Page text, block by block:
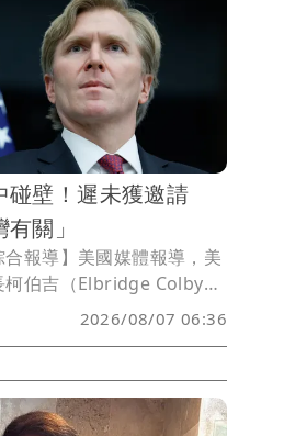
碰壁！遲未獲邀請
有關」
合報導】美國媒體報導，美
柯伯吉（Elbridge Colby）
不過卻因為北京不滿美國
軍售案，遲遲未提出邀
2026/08/07 06:36